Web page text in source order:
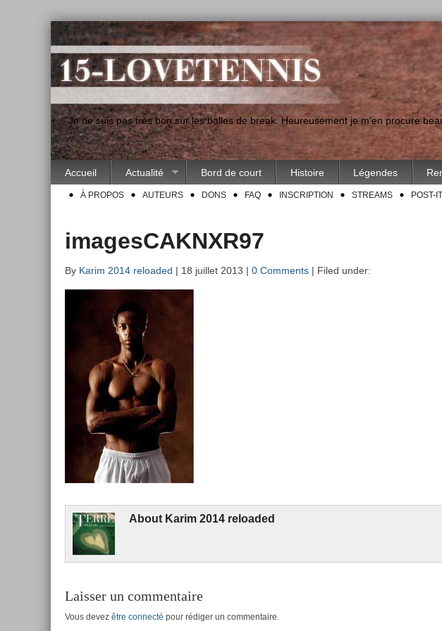
"Je ne suis pas très bon sur les balles de break. Heureusement je m'en procure
Accueil Actualité Bord de court Histoire Légendes
À PROPOS AUTEURS DONS FAQ INSCRIPTION STREAMS POST-
imagesCAKNXR97
By Karim 2014 reloaded | 18 juillet 2013 | 0 Comments | Filed under:
About Karim 2014 re­loaded
Laisser un commentaire
Vous devez être connecté pour rédiger un commentaire.